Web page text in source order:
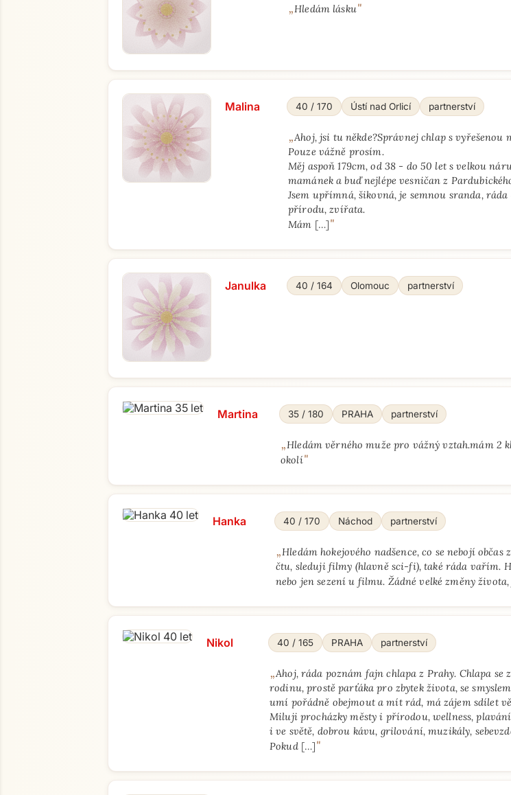
„Hledám lásku"
Malina 40 / 170 Ústí nad Orlicí partnerství
„Ahoj, jsi tu někde?Správnej chlap s vyřešenou
Pouze vážně prosím.
Měj aspoň 179cm, od 38 - do 50 let s velkou
mamánek a buď nejlépe vesničan z
Jsem upřímná, šikovná, je semnou sranda,
přírodu, zvířata.
Mám […]"
Janulka 40 / 164 Olomouc partnerství
Martina 35 / 180 PRAHA partnerství
„Hledám věrného muže pro vážný vztah.mám 2
okolí"
Hanka 40 / 170 Náchod partnerství
„Hledám hokejového nadšence, co se nebojí
čtu, sleduji filmy (hlavně sci-fi), také ráda vařím.
nebo jen sezení u filmu. Žádné velké změny
Nikol 40 / 165 PRAHA partnerství
„Ahoj, ráda poznám fajn chlapa z Prahy. Chlapa
rodinu, prostě parťáka pro zbytek života, se
umí pořádně obejmout a mít rád, má zájem sdílet
Miluji procházky městy i přírodou, wellness,
i ve světě, dobrou kávu, grilování, muzikály,
Pokud […]"